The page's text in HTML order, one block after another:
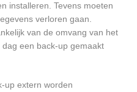
installeren. Tevens moeten
verloren gaan.
van de omvang van het
een back-up gemaakt
up extern worden